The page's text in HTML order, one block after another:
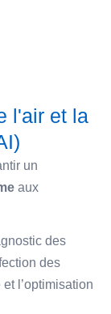
l'air et la
un
aux
des
des
l’optimisation